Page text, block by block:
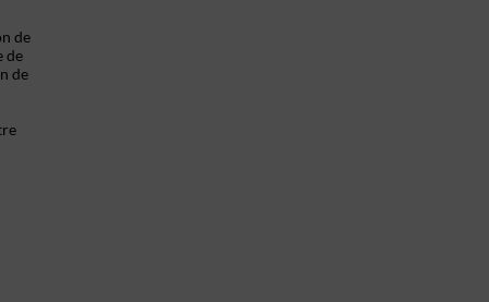
de
de
de